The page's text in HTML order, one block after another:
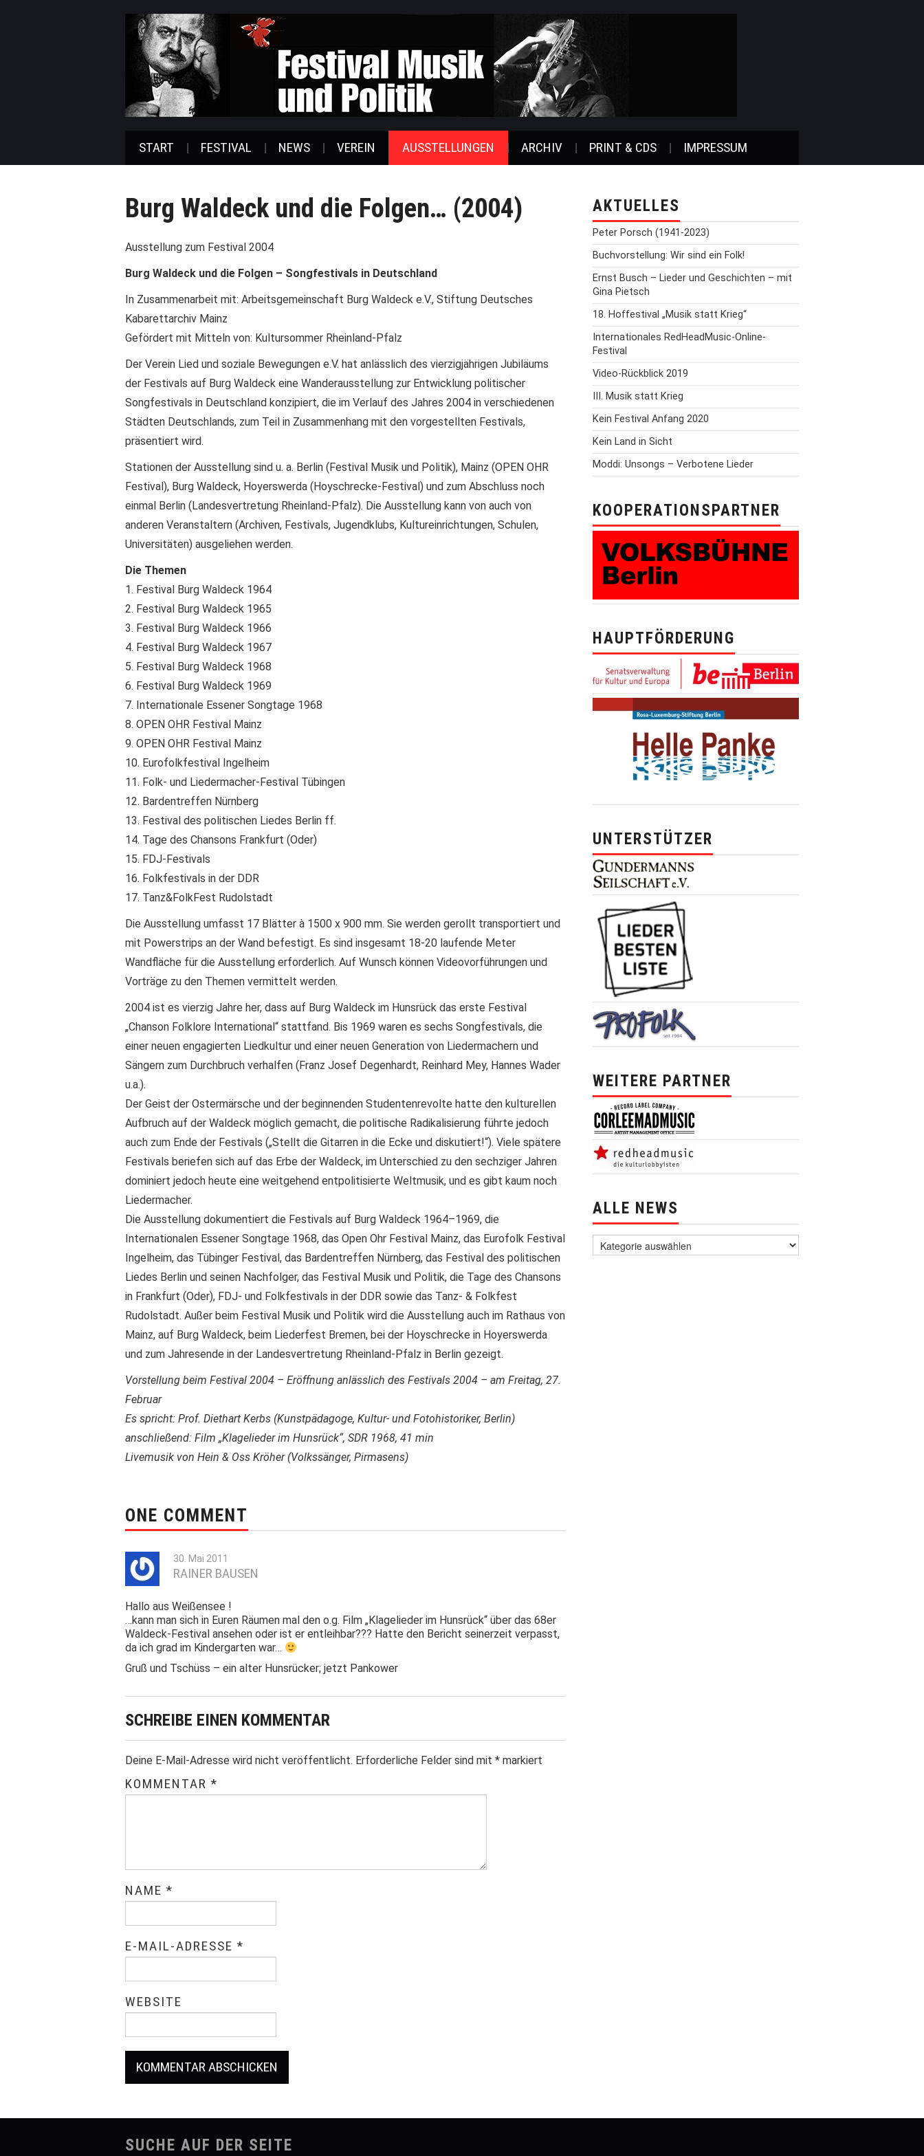
START FESTIVAL NEWS VEREIN AUSSTELLUNGEN ARCHIV PRINT & CDS IMPRESSUM
Burg Waldeck und die Folgen… (2004)
Ausstellung zum Festival 2004
Burg Waldeck und die Folgen – Songfestivals in Deutschland
In Zusammenarbeit mit: Arbeitsgemeinschaft Burg Waldeck e.V., Stiftung Deutsches
Kabarettarchiv Mainz
Gefördert mit Mitteln von: Kultursommer Rheinland-Pfalz
Der Verein Lied und soziale Bewegungen e.V. hat anlässlich des vierzigjährigen Jubiläums
der Festivals auf Burg Waldeck eine Wanderausstellung zur Entwicklung politischer
Songfestivals in Deutschland konzipiert, die im Verlauf des Jahres 2004 in verschiedenen
Städten Deutschlands, zum Teil in Zusammenhang mit den vorgestellten Festivals,
präsentiert wird.
Stationen der Ausstellung sind u. a. Berlin (Festival Musik und Politik), Mainz (OPEN OHR
Festival), Burg Waldeck, Hoyerswerda (Hoyschrecke-Festival) und zum Abschluss noch
einmal Berlin (Landesvertretung Rheinland-Pfalz). Die Ausstellung kann von auch von
anderen Veranstaltern (Archiven, Festivals, Jugendklubs, Kultureinrichtungen, Schulen,
Universitäten) ausgeliehen werden.
Die Themen
1. Festival Burg Waldeck 1964
2. Festival Burg Waldeck 1965
3. Festival Burg Waldeck 1966
4. Festival Burg Waldeck 1967
5. Festival Burg Waldeck 1968
6. Festival Burg Waldeck 1969
7. Internationale Essener Songtage 1968
8. OPEN OHR Festival Mainz
9. OPEN OHR Festival Mainz
10. Eurofolkfestival Ingelheim
11. Folk- und Liedermacher-Festival Tübingen
12. Bardentreffen Nürnberg
13. Festival des politischen Liedes Berlin ff.
14. Tage des Chansons Frankfurt (Oder)
15. FDJ-Festivals
16. Folkfestivals in der DDR
17. Tanz&FolkFest Rudolstadt
Die Ausstellung umfasst 17 Blätter à 1500 x 900 mm. Sie werden gerollt transportiert und
mit Powerstrips an der Wand befestigt. Es sind insgesamt 18-20 laufende Meter
Wandfläche für die Ausstellung erforderlich. Auf Wunsch können Videovorführungen und
Vorträge zu den Themen vermittelt werden.
2004 ist es vierzig Jahre her, dass auf Burg Waldeck im Hunsrück das erste Festival
„Chanson Folklore International“ stattfand. Bis 1969 waren es sechs Songfestivals, die
einer neuen engagierten Liedkultur und einer neuen Generation von Liedermachern und
Sängern zum Durchbruch verhalfen (Franz Josef Degenhardt, Reinhard Mey, Hannes Wader
u.a.).
Der Geist der Ostermärsche und der beginnenden Studentenrevolte hatte den kulturellen
Aufbruch auf der Waldeck möglich gemacht, die politische Radikalisierung führte jedoch
auch zum Ende der Festivals („Stellt die Gitarren in die Ecke und diskutiert!“). Viele spätere
Festivals beriefen sich auf das Erbe der Waldeck, im Unterschied zu den sechziger Jahren
dominiert jedoch heute eine weitgehend entpolitisierte Weltmusik, und es gibt kaum noch
Liedermacher.
Die Ausstellung dokumentiert die Festivals auf Burg Waldeck 1964–1969, die
Internationalen Essener Songtage 1968, das Open Ohr Festival Mainz, das Eurofolk Festival
Ingelheim, das Tübinger Festival, das Bardentreffen Nürnberg, das Festival des politischen
Liedes Berlin und seinen Nachfolger, das Festival Musik und Politik, die Tage des Chansons
in Frankfurt (Oder), FDJ- und Folkfestivals in der DDR sowie das Tanz- & Folkfest
Rudolstadt. Außer beim Festival Musik und Politik wird die Ausstellung auch im Rathaus von
Mainz, auf Burg Waldeck, beim Liederfest Bremen, bei der Hoyschrecke in Hoyerswerda
und zum Jahresende in der Landesvertretung Rheinland-Pfalz in Berlin gezeigt.
Vorstellung beim Festival 2004 – Eröffnung anlässlich des Festivals 2004 – am Freitag, 27.
Februar
Es spricht: Prof. Diethart Kerbs (Kunstpädagoge, Kultur- und Fotohistoriker, Berlin)
anschließend: Film „Klagelieder im Hunsrück“, SDR 1968, 41 min
Livemusik von Hein & Oss Kröher (Volkssänger, Pirmasens)
ONE COMMENT
30. Mai 2011
RAINER BAUSEN
Hallo aus Weißensee !
…kann man sich in Euren Räumen mal den o.g. Film „Klagelieder im Hunsrück“ über das 68er
Waldeck-Festival ansehen oder ist er entleihbar??? Hatte den Bericht seinerzeit verpasst,
da ich grad im Kindergarten war…
Gruß und Tschüss – ein alter Hunsrücker; jetzt Pankower
SCHREIBE EINEN KOMMENTAR
Deine E-Mail-Adresse wird nicht veröffentlicht. Erforderliche Felder sind mit * markiert
KOMMENTAR *
NAME *
E-MAIL-ADRESSE *
WEBSITE
AKTUELLES
Peter Porsch (1941-2023)
Buchvorstellung: Wir sind ein Folk!
Ernst Busch – Lieder und Geschichten – mit
Gina Pietsch
18. Hoffestival „Musik statt Krieg“
Internationales RedHeadMusic-Online-
Festival
Video-Rückblick 2019
III. Musik statt Krieg
Kein Festival Anfang 2020
Kein Land in Sicht
Moddi: Unsongs – Verbotene Lieder
KOOPERATIONSPARTNER
HAUPTFÖRDERUNG
UNTERSTÜTZER
WEITERE PARTNER
ALLE NEWS
SUCHE AUF DER SEITE